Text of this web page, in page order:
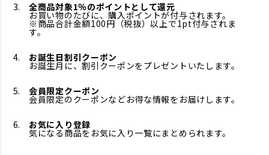
全商品対象1％のポイントとして還元
お買い物のたびに、購入ポイントが付与されます。
※商品合計金額100円（税抜）以上で1pt付与されま
す。
お誕生日割引クーポン
お誕生月に、割引クーポンをプレゼントいたします。
会員限定クーポン
会員限定のクーポンなどお得な情報をお届けします。
お気に入り登録
気になる商品をお気に入り一覧にまとめられます。